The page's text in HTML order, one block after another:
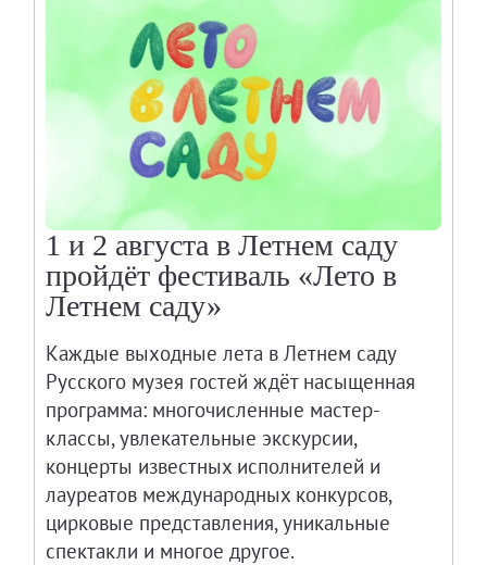
1 и 2 августа в Летнем саду
пройдёт фестиваль «Лето в
Летнем саду»
Каждые выходные лета в Летнем саду
Русского музея гостей ждёт насыщенная
программа: многочисленные мастер-
классы, увлекательные экскурсии,
концерты известных исполнителей и
лауреатов международных конкурсов,
цирковые представления, уникальные
спектакли и многое другое.